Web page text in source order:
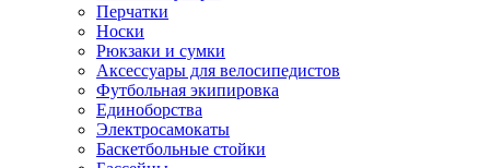
Перчатки
Носки
Рюкзаки и сумки
Аксессуары для велосипедистов
Футбольная экипировка
Единоборства
Электросамокаты
Баскетбольные стойки